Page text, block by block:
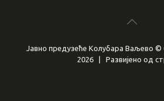
Јавно предузеће Колубара Ваљево ©
2026 | Развијено од